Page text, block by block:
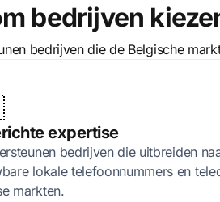
bedrijven
bedrijven die de Belgische
expertise
bedrijven die uitbreiden
lokale telefoonnummers en
markten.